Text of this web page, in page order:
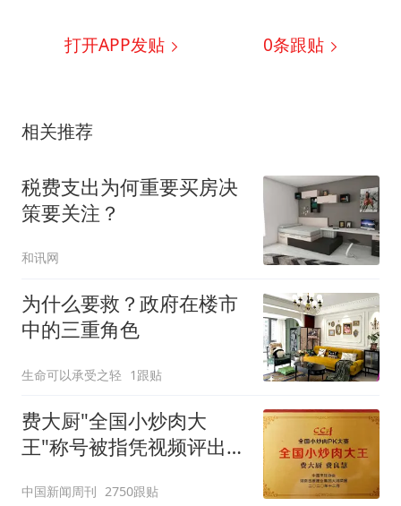
打开APP发贴 0条跟贴
相关推荐
税费支出为何重要买房决
策要关注？
和讯网
为什么要救？政府在楼市
中的三重角色
生命可以承受之轻 1跟贴
费大厨"全国小炒肉大
王"称号被指凭视频评出
中国新闻周刊 2750跟贴